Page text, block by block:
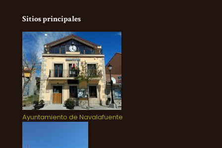
Sitios principales
Ayuntamiento de Navalafuente